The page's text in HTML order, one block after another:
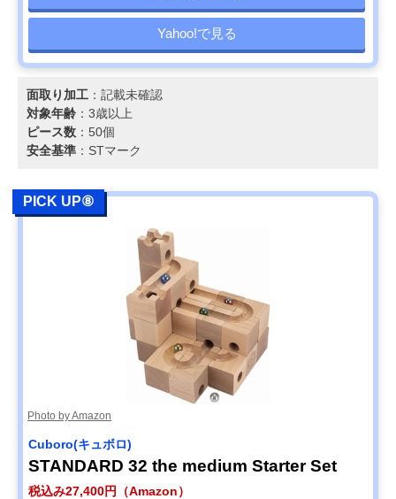
Yahoo!で見る
面取り加工 ：記載未確認
対象年齢 ：3歳以上
ピース数 ：50個
安全基準 ：STマーク
PICK UP⑧
Photo by Amazon
Cuboro(キュボロ)
STANDARD 32 the medium Starter Set
税込み27,400円（Amazon）